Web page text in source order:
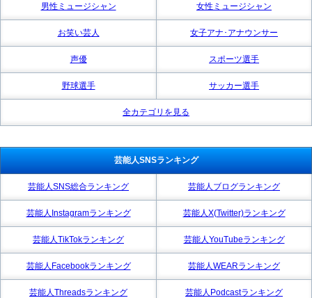
男性ミュージシャン 女性ミュージシャン
お笑い芸人 女子アナ･アナウンサー
声優 スポーツ選手
野球選手 サッカー選手
全カテゴリを見る
芸能人SNSランキング
芸能人SNS総合ランキング 芸能人ブログランキング
芸能人Instagramランキング 芸能人X(Twitter)ランキング
芸能人TikTokランキング 芸能人YouTubeランキング
芸能人Facebookランキング 芸能人WEARランキング
芸能人Threadsランキング 芸能人Podcastランキング